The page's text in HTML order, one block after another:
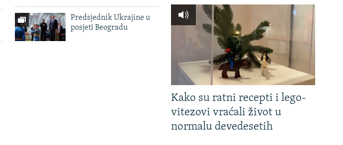
Predsjednik Ukrajine u
posjeti Beogradu
Kako su ratni recepti i lego-
vitezovi vraćali život u
normalu devedesetih